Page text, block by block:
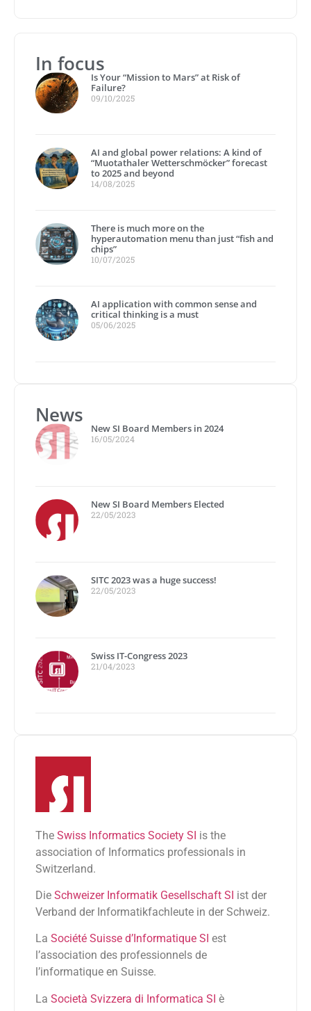
In focus
Is Your “Mission to Mars” at Risk of
Failure?
09/10/2025
AI and global power relations: A kind of
“Muotathaler Wetterschmöcker” forecast
to 2025 and beyond
14/08/2025
There is much more on the
hyperautomation menu than just “fish and
chips”
10/07/2025
AI application with common sense and
critical thinking is a must
05/06/2025
News
New SI Board Members in 2024
16/05/2024
New SI Board Members Elected
22/05/2023
SITC 2023 was a huge success!
22/05/2023
Swiss IT-Congress 2023
21/04/2023
The Swiss Informatics Society SI is the
association of Informatics professionals in
Switzerland.
Die Schweizer Informatik Gesellschaft SI ist der
Verband der Informatikfachleute in der Schweiz.
La Société Suisse d’Informatique SI est
l’association des professionnels de
l’informatique en Suisse.
La Società Svizzera di Informatica SI è